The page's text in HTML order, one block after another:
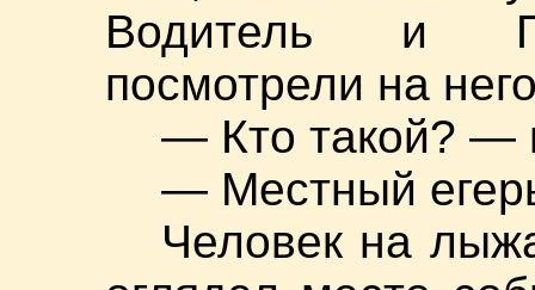
Водитель и
посмотрели на
— Кто такой? —
— Местный
Человек на